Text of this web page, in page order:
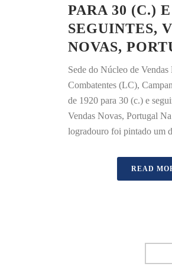
PARA 30 (C.) E
SEGUINTES,
NOVAS,
Sede do Núcleo de
Combatentes (LC),
de 1920 para 30 (c.) e
Vendas Novas, Portugal
logradouro foi pintado um
READ